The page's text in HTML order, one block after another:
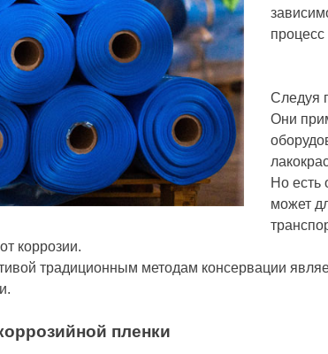
процесс
Следуя
Они
Но есть
может
коррозии.
традиционным методам консервации
пленки